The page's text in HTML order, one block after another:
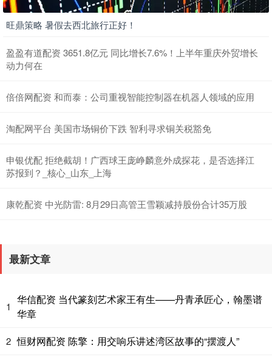
旺鼎策略 暑假去西北旅行正好！
盈盈有道配资 3651.8亿元 同比增长7.6%！上半年重庆外贸增长
动力何在
倍倍网配资 和而泰：公司重视智能控制器在机器人领域的应用
淘配网平台 美国市场铜价下跌 智利寻求铜关税豁免
申银优配 拒绝截胡！广西球王庞峥麟意外成探花，是否选择江
苏报到？_核心_山东_上海
康乾配资 中光防雷: 8月29日高管王雪颖减持股份合计35万股
最新文章
1
华信配资 当代篆刻艺术家王有生——丹青承匠心，翰墨谱
华章
2 恒财网配资 陈擎：用交响乐讲述湾区故事的“摆渡人”